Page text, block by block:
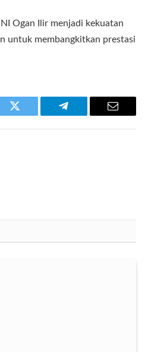
Ogan Ilir menjadi kekuatan
untuk membangkitkan prestasi
Twitter Telegram Email